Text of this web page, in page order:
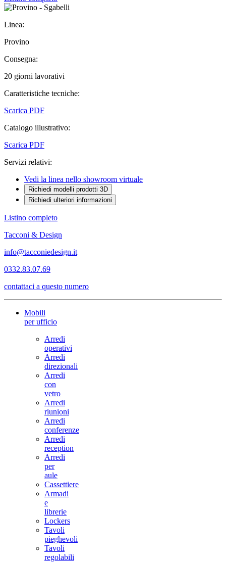
Linea:
Provino
Consegna:
20 giorni lavorativi
Caratteristiche tecniche:
Scarica PDF
Catalogo illustrativo:
Scarica PDF
Servizi relativi:
Vedi la linea nello showroom virtuale
Richiedi modelli prodotti 3D
Richiedi ulteriori informazioni
Listino completo
Tacconi & Design
info@tacconiedesign.it
0332.83.07.69
contattaci a questo numero
Mobili
per ufficio
Arredi
operativi
Arredi
direzionali
Arredi
con
vetro
Arredi
riunioni
Arredi
conferenze
Arredi
reception
Arredi
per
aule
Cassettiere
Armadi
e
librerie
Lockers
Tavoli
pieghevoli
Tavoli
regolabili